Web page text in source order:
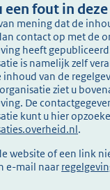
een fout in
mening dat de
contact op met de
heeft
is namelijk zelf
inhoud van de
ziet u
De
kunt u hier
.
website of een link
e-mail naar